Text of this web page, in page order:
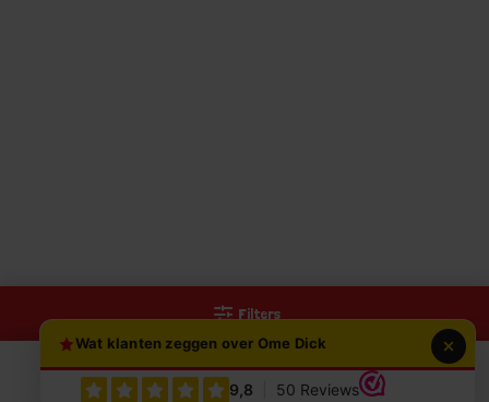
0
Filters
Wat klanten zeggen over Ome Dick